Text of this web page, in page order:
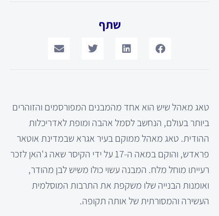
שתף
טאג מאהל שיש הוא אחד מהמבנים המפורסמים והזוהרים
ביותר בעולם, הנחשב לסמל אהבה ומופת לאדריכלות
ההודית. טאג מאהל ממוקם בעיר אגרא שבמדינת אוטאר
פראדש, והוקם במאה ה-17 על ידי הקיסר שאה ג'האן לזכר
רעייתו מוחל מלח. המבנה עשוי כולו משיש לבן מהודר,
ואומנות הבנייה שלו משקפת את התרבות המוסלמית
העשירה והמסורתית של אותה תקופה.